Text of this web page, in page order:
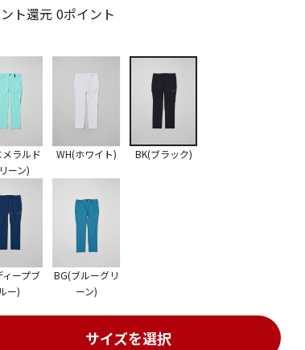
ト還元 0ポイント
サイズを選択
メラルド
ーン)
WH(ホワイト) BK(ブラック)
ィープブ
ー)
BG(ブルーグリ
ーン)